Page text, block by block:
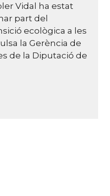
Vidal ha estat
part del
ecològica a les
la Gerència de
de la Diputació de